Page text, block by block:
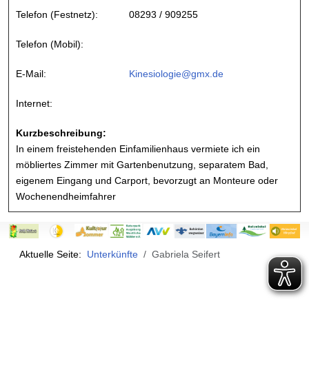
Telefon (Festnetz): 08293 / 909255
Telefon (Mobil):
E-Mail: Kinesiologie@gmx.de
Internet:
Kurzbeschreibung:
In einem freistehenden Einfamilienhaus vermiete ich ein
möbliertes Zimmer mit Gartenbenutzung, separatem Bad,
eigenem Eingang und Carport, bevorzugt an Monteure oder
Wochenendheimfahrer
Aktuelle Seite: Unterkünfte Gabriela Seifert